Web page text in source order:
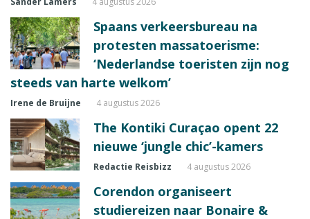
Spaans verkeersbureau na
protesten massatoerisme:
‘Nederlandse toeristen zijn nog
steeds van harte welkom’
Irene de Bruijne 4 augustus 2026
The Kontiki Curaçao opent 22
nieuwe ‘jungle chic’-kamers
Redactie Reisbizz 4 augustus 2026
Corendon organiseert
studiereizen naar Bonaire &